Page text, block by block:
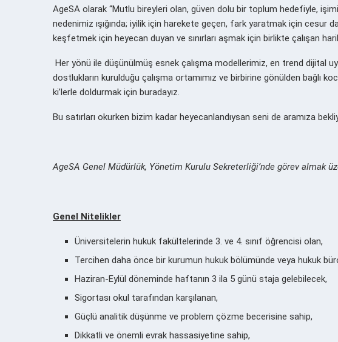
AgeSA olarak “Mutlu bireyleri olan, güven dolu bir toplum hedefiyle,
nedenimiz ışığında; iyilik için harekete geçen, fark yaratmak için cesur
keşfetmek için heyecan duyan ve sınırları aşmak için birlikte çalışan
Her yönü ile düşünülmüş esnek çalışma modellerimiz, en trend dijital
dostlukların kurulduğu çalışma ortamımız ve birbirine gönülden bağlı
ki’lerle doldurmak için buradayız.
Bu satırları okurken bizim kadar heyecanlandıysan seni de aramıza
AgeSA Genel Müdürlük, Yönetim Kurulu Sekreterliği’nde görev almak
Genel Nitelikler
Üniversitelerin hukuk fakültelerinde 3. ve 4. sınıf öğrencisi olan,
Tercihen daha önce bir kurumun hukuk bölümünde veya hukuk
Haziran-Eylül döneminde haftanın 3 ila 5 günü staja gelebilecek,
Sigortası okul tarafından karşılanan,
Güçlü analitik düşünme ve problem çözme becerisine sahip,
Dikkatli ve önemli evrak hassasiyetine sahip,